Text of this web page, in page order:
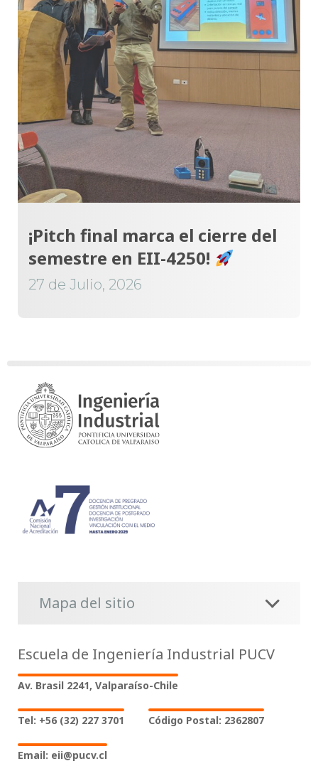
¡Pitch final marca el cierre del
semestre en EII-4250!
27 de Julio, 2026
Mapa del sitio
Escuela de Ingeniería Industrial PUCV
Av. Brasil 2241, Valparaíso-Chile
Tel: +56 (32) 227 3701 Código Postal: 2362807
Email: eii@pucv.cl